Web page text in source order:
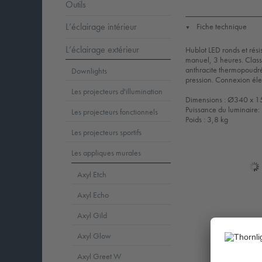
▼ Fiche technique
Hublot LED ronds et
manuel, 3 heures.
anthracite
pression. Connexion
Dimensions : Ø340 x
Puissance du
Poids : 3,8 kg
Outils
L’éclairage intérieur
L’éclairage extérieur
Downlights
Les projecteurs d'illumination
Les projecteurs fonctionnels
Les projecteurs sportifs
Les appliques murales
Axyl Etch
Axyl Echo
Axyl Gild
Axyl Glow
Axyl Greet W